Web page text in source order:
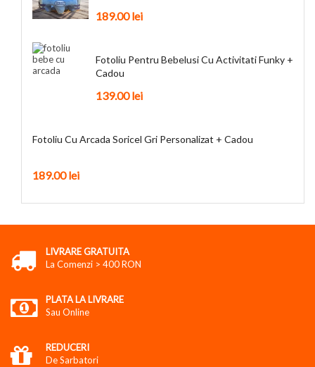
189.00lei
Fotoliu Pentru Bebelusi Cu Activitati Funky +
Cadou
139.00lei
Fotoliu Cu Arcada Soricel Gri Personalizat + Cadou
189.00lei
LIVRARE GRATUITA
La Comenzi > 400 RON
PLATA LA LIVRARE
Sau Online
REDUCERI
De Sarbatori